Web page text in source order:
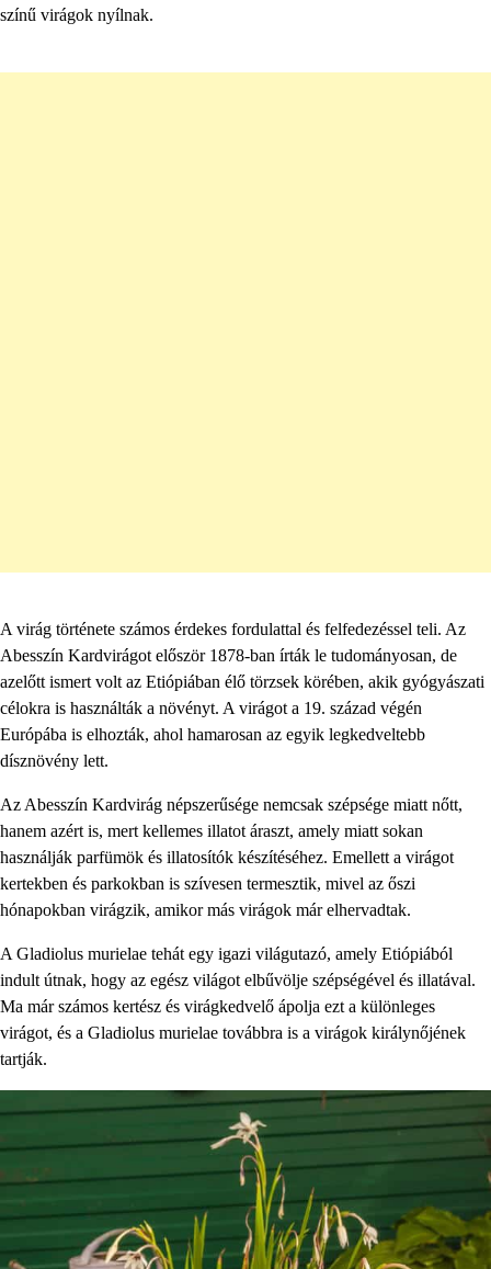
színű virágok nyílnak.
A virág története számos érdekes fordulattal és felfedezéssel teli. Az
Abesszín Kardvirágot először 1878-ban írták le tudományosan, de
azelőtt ismert volt az Etiópiában élő törzsek körében, akik gyógyászati
célokra is használták a növényt. A virágot a 19. század végén
Európába is elhozták, ahol hamarosan az egyik legkedveltebb
dísznövény lett.
Az Abesszín Kardvirág népszerűsége nemcsak szépsége miatt nőtt,
hanem azért is, mert kellemes illatot áraszt, amely miatt sokan
használják parfümök és illatosítók készítéséhez. Emellett a virágot
kertekben és parkokban is szívesen termesztik, mivel az őszi
hónapokban virágzik, amikor más virágok már elhervadtak.
A Gladiolus murielae tehát egy igazi világutazó, amely Etiópiából
indult útnak, hogy az egész világot elbűvölje szépségével és illatával.
Ma már számos kertész és virágkedvelő ápolja ezt a különleges
virágot, és a Gladiolus murielae továbbra is a virágok királynőjének
tartják.